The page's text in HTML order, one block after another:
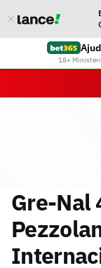
18+
Gre-Nal